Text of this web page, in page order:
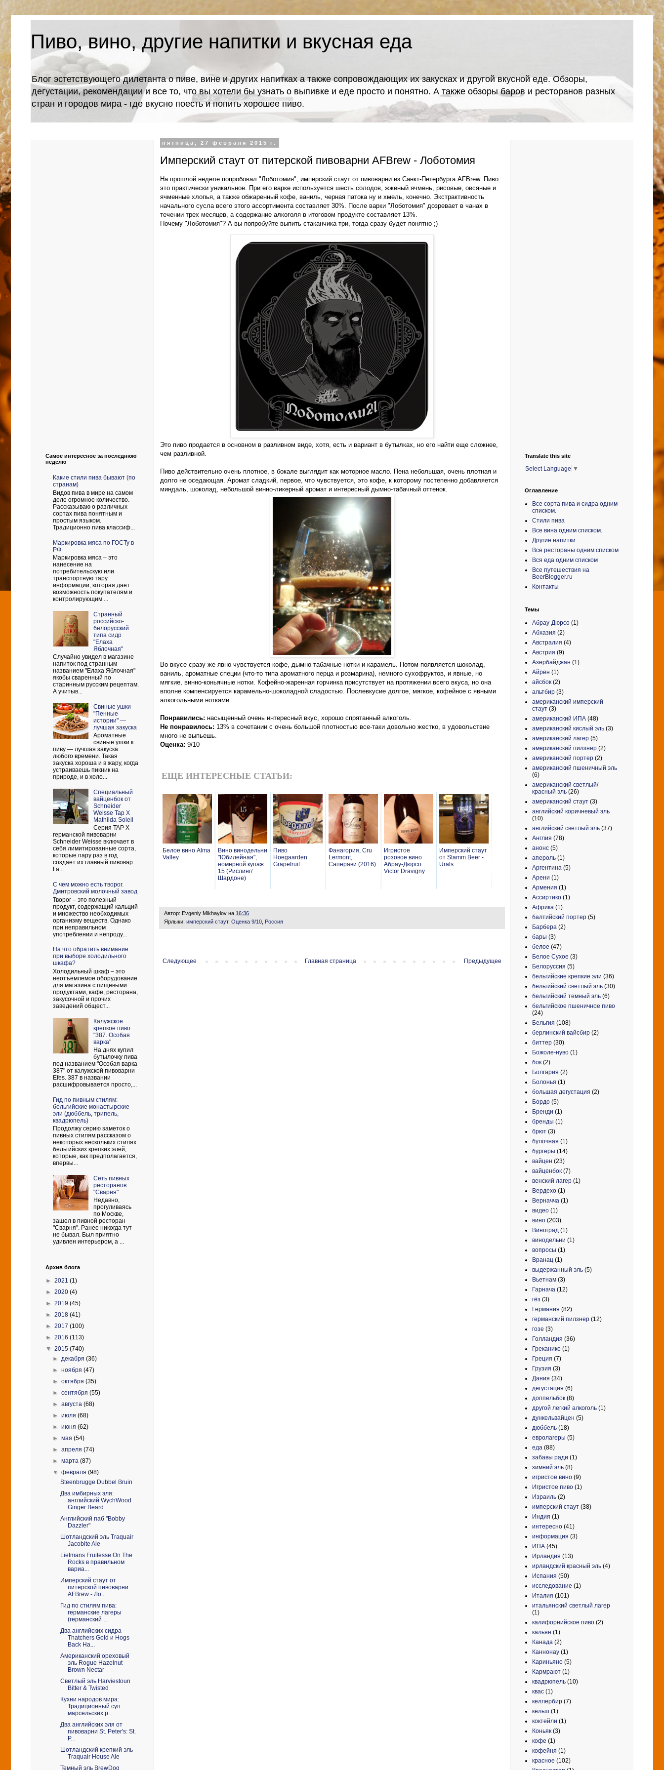
Пиво, вино, другие напитки и вкусная еда
Блог эстетствующего дилетанта о пиве, вине и других напитках а также сопровождающих их закусках и другой вкусной еде. Обзоры,
дегустации, рекомендации и все то, что вы хотели бы узнать о выпивке и еде просто и понятно. А также обзоры баров и ресторанов разных
стран и городов мира - где вкусно поесть и попить хорошее пиво.
пятница, 27 февраля 2015 г.
Имперский стаут от питерской пивоварни AFBrew - Лоботомия
На прошлой неделе попробовал "Лоботомия", имперский стаут от пивоварни из Санкт-Петербурга AFBrew. Пиво
это практически уникальное. При его варке используется шесть солодов, жженый ячмень, рисовые, овсяные и
ячменные хлопья, а также обжаренный кофе, ваниль, черная патока ну и хмель, конечно. Экстрактивность
начального сусла всего этого ассортимента составляет 30%. После варки "Лоботомия" дозревает в чанах в
течении трех месяцев, а содержание алкоголя в итоговом продукте составляет 13%.
Почему "Лоботомия"? А вы попробуйте выпить стаканчика три, тогда сразу будет понятно ;)
Это пиво продается в основном в разливном виде, хотя, есть и вариант в бутылках, но его найти еще сложнее,
чем разливной.
Пиво действительно очень плотное, в бокале выглядит как моторное масло. Пена небольшая, очень плотная и
долго не оседающая. Аромат сладкий, первое, что чувствуется, это кофе, к которому постепенно добавляется
миндаль, шоколад, небольшой винно-ликерный аромат и интересный дымно-табачный оттенок.
Во вкусе сразу же явно чувствуется кофе, дымно-табачные нотки и карамель. Потом появляется шоколад,
ваниль, ароматные специи (что-то типа ароматного перца и розмарина), немного сухофруктов, и явные, но
мягкие, винно-коньячные нотки. Кофейно-жаренная горчинка присутствует на протяжении всего вкуса, но она
вполне компенсируется карамельно-шоколадной сладостью. Послевкусие долгое, мягкое, кофейное с явными
алкогольными нотками.
Понравились: насыщенный очень интересный вкус, хорошо спрятанный алкоголь.
Не понравилось: 13% в сочетании с очень большой плотностью все-таки довольно жестко, в удовольствие
много не выпьешь.
Оценка: 9/10
ЕЩЕ ИНТЕРЕСНЫЕ СТАТЬИ:
Белое вино Alma
Valley
Вино винодельни
"Юбилейная",
номерной купаж
15 (Рислинг/
Шардоне)
Пиво
Hoegaarden
Grapefruit
Фанагория, Cru
Lermont,
Саперави (2016)
Игристое
розовое вино
Абрау-Дюрсо
Victor Dravigny
Имперский стаут
от Stamm Beer -
Urals
Автор: Evgeniy Mikhaylov на 16:36
Ярлыки: имперский стаут, Оценка 9/10 Россия
Следующее Предыдущее
Главная страница
Самое интересное за последнюю
неделю
Какие стили пива бывают (по
странам)
Видов пива в мире на самом
деле огромное количество.
Рассказываю о различных
сортах пива понятным и
простым языком.
Традиционно пива классиф...
Маркировка мяса по ГОСТу в
РФ
Маркировка мяса – это
нанесение на
потребительскую или
транспортную тару
информации, которая дает
возможность покупателям и
контролирующим ...
Странный
российско-
белорусский
типа сидр
"Елаха
Яблочная"
Случайно увидел в магазине
напиток под странным
названием "Елаха Яблочная"
якобы сваренный по
старинным русским рецептам.
А учитыв...
Свиные ушки
"Пенные
истории" —
лучшая закуска
Ароматные
свиные ушки к
пиву — лучшая закуска
любого времени. Такая
закуска хороша и в жару, когда
устраиваешь пикник на
природе, и в холо...
Cпециальный
вайценбок от
Schneider
Weisse Tap X
Mathilda Soleil
Серия TAP X
германской пивоварни
Schneider Weisse включает в
себя лимитированные сорта,
которые пару раз в год
создает их главный пивовар
Га...
С чем можно есть творог.
Дмитровский молочный завод
Творог – это полезный
продукт, содержащий кальций
и множество необходимых
организму веществ. Однако
при неправильном
употреблении и непроду...
На что обратить внимание
при выборе холодильного
шкафа?
Холодильный шкаф – это
неотъемлемое оборудование
для магазина с пищевыми
продуктами, кафе, ресторана,
закусочной и прочих
заведений общест...
Калужское
крепкое пиво
"387. Особая
варка"
На днях купил
бутылочку пива
под названием "Особая варка
387" от калужской пивоварни
Efes. 387 в названии
расшифровывается просто,...
Гид по пивным стилям:
бельгийские монастырские
эли (дюббель, трипель,
квадрюпель)
Продолжу серию заметок о
пивных стилям рассказом о
некоторых нескольких стилях
бельгийских крепких элей,
которые, как предполагается,
впервы...
Сеть пивных
ресторанов
"Сварня"
Недавно,
прогуливаясь
по Москве,
зашел в пивной ресторан
"Сварня". Ранее никогда тут
не бывал. Был приятно
удивлен интерьером, а ...
Архив блога
► 2021 (1)
► 2020 (4)
► 2019 (45)
► 2018 (41)
► 2017 (100)
► 2016 (113)
▼ 2015 (740)
► декабря(36)
►ноября(47)
►октября(35)
►сентября(55)
►августа(68)
►июля(68)
►июня(62)
►мая(54)
►апреля(74)
►марта(87)
▼февраля(98)
Steenbrugge Dubbel Bruin
Два имбирных эля:
английский WychWood
Ginger Beard...
Английский паб "Bobby
Dazzler"
Шотландский эль Traquair
Jacobite Ale
Liefmans Fruitesse On The
Rocks в правильном
вариа...
Имперский стаут от
питерской пивоварни
AFBrew - Ло...
Гид по стилям пива:
германские лагеры
(германский ...
Два английских сидра
Thatchers Gold и Hogs
Back Ha...
Американский ореховый
эль Rogue Hazelnut
Brown Nectar
Светлый эль Harviestoun
Bitter & Twisted
Кухни народов мира:
Традиционный суп
марсельских р...
Два английских эля от
пивоварни St. Peter's: St.
P...
Шотландский крепкий эль
Traquair House Ale
Темный эль BrewDog
Translate this site
Select Language ▼
Оглавление
Все сорта пива и сидра одним
списком.
Стили пива
Все вина одним списком.
Другие напитки
Все рестораны одним списком
Вся еда одним списком
Все путешествия на
BeerBlogger.ru
Контакты
Темы
Абрау-Дюрсо (1)
Абхазия (2)
Австралия (4)
Австрия (9)
Азербайджан (1)
Айрен (1)
айсбок (2)
альтбир (3)
американский имперский
стаут (3)
американский ИПА (48)
американский кислый эль (3)
американский лагер (5)
американский пилзнер (2)
американский портер (2)
американский пшеничный эль
(6)
американский светлый/
красный эль (26)
американский стаут (3)
английский коричневый эль
(10)
английский светлый эль (37)
Англия (78)
анонс (5)
апероль (1)
Аргентина (5)
Арени (1)
Армения (1)
Ассиртико (1)
Африка (1)
балтийский портер (5)
Барбера (2)
бары (3)
белое (47)
Белое Сухое (3)
Белоруссия (5)
бельгийские крепкие эли (36)
бельгийский светлый эль (30)
бельгийский темный эль (6)
бельгийское пшеничное пиво
(24)
Бельгия (108)
берлинский вайсбир (2)
биттер (30)
Божоле-нуво (1)
бок (2)
Болгария (2)
Болонья (1)
большая дегустация (2)
Бордо (5)
Бренди (1)
бренды (1)
брют (3)
булочная (1)
бургеры (14)
вайцен (23)
вайценбок (7)
венский лагер (1)
Вердехо (1)
Верначча (1)
видео (1)
вино (203)
Виноград (1)
винодельни (1)
вопросы (1)
Вранац (1)
выдержанный эль (5)
Вьетнам (3)
Гарнача (12)
гёз (3)
Германия (82)
германский пилзнер (12)
гозе (3)
Голландия (36)
Греканико (1)
Греция (7)
Грузия (3)
Дания (34)
дегустация (6)
доппельбок (8)
другой легкий алкоголь (1)
дункельвайцен (5)
дюббель (18)
евролагеры (5)
еда (88)
забавы ради (1)
зимний эль (8)
игристое вино (9)
Игристое пиво (1)
Израиль (2)
имперский стаут (38)
Индия (1)
интересно (41)
информация (3)
ИПА (45)
Ирландия (13)
ирландский красный эль (4)
Испания (50)
исследование (1)
Италия (101)
итальянский светлый лагер
(1)
калифорнийское пиво (2)
кальян (1)
Канада (2)
Каннонау (1)
Кариньяно (5)
Кармрают (1)
квадрюпель (10)
квас (1)
келлербир (7)
кёльш (1)
коктейли (1)
Коньяк (3)
кофе (1)
кофейня (1)
красное (102)